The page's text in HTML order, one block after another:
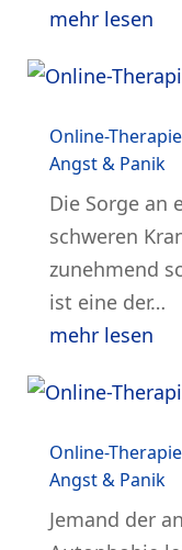
mehr lesen
Online-
Angst & Panik
Die Sorge an
schweren
zunehmend
ist eine der…
mehr lesen
Online-
Angst & Panik
Jemand der